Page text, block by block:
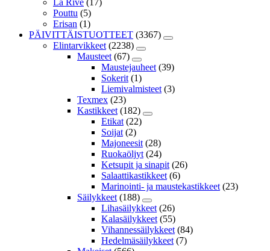
La Rive (17)
Pouttu (5)
Erisan (1)
PÄIVITTÄISTUOTTEET (3367)
Elintarvikkeet (2238)
Mausteet (67)
Maustejauheet (39)
Sokerit (1)
Liemivalmisteet (3)
Texmex (23)
Kastikkeet (182)
Etikat (22)
Soijat (2)
Majoneesit (28)
Ruokaöljyt (24)
Ketsupit ja sinapit (26)
Salaattikastikkeet (6)
Marinointi- ja maustekastikkeet (23)
Säilykkeet (188)
Lihasäilykkeet (26)
Kalasäilykkeet (55)
Vihannessäilykkeet (84)
Hedelmäsäilykkeet (7)